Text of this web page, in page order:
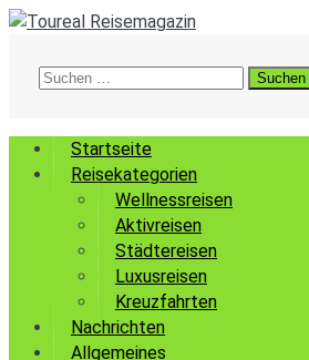
Suchen
Startseite
Reisekategorien
Wellnessreisen
Aktivreisen
Städtereisen
Luxusreisen
Kreuzfahrten
Nachrichten
Allgemeines